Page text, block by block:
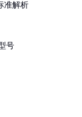
准解析
号